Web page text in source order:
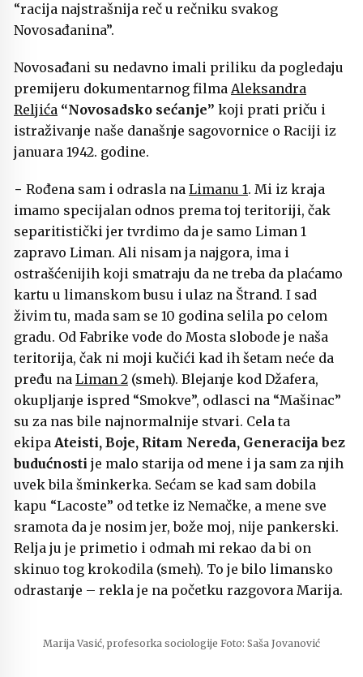
“racija najstrašnija reč u rečniku svakog
Novosađanina”.
Novosađani su nedavno imali priliku da pogledaju
premijeru dokumentarnog filma Aleksandra
Reljića “Novosadsko sećanje” koji prati priču i
istraživanje naše današnje sagovornice o Raciji iz
januara 1942. godine.
− Rođena sam i odrasla na Limanu 1. Mi iz kraja
imamo specijalan odnos prema toj teritoriji, čak
separitistički jer tvrdimo da je samo Liman 1
zapravo Liman. Ali nisam ja najgora, ima i
ostrašćenijih koji smatraju da ne treba da plaćamo
kartu u limanskom busu i ulaz na Štrand. I sad
živim tu, mada sam se 10 godina selila po celom
gradu. Od Fabrike vode do Mosta slobode je naša
teritorija, čak ni moji kučići kad ih šetam neće da
pređu na Liman 2 (smeh). Blejanje kod Džafera,
okupljanje ispred “Smokve”, odlasci na “Mašinac”
su za nas bile najnormalnije stvari. Cela ta
ekipa Ateisti, Boje, Ritam Nereda, Generacija bez
budućnosti je malo starija od mene i ja sam za njih
uvek bila šminkerka. Sećam se kad sam dobila
kapu “Lacoste” od tetke iz Nemačke, a mene sve
sramota da je nosim jer, bože moj, nije pankerski.
Relja ju je primetio i odmah mi rekao da bi on
skinuo tog krokodila (smeh). To je bilo limansko
odrastanje – rekla je na početku razgovora Marija.
Marija Vasić, profesorka sociologije Foto: Saša Jovanović